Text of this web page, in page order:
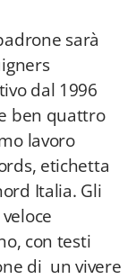
sarà
dal 1996
ben quattro
lavoro
etichetta
Italia. Gli
con testi
di un vivere